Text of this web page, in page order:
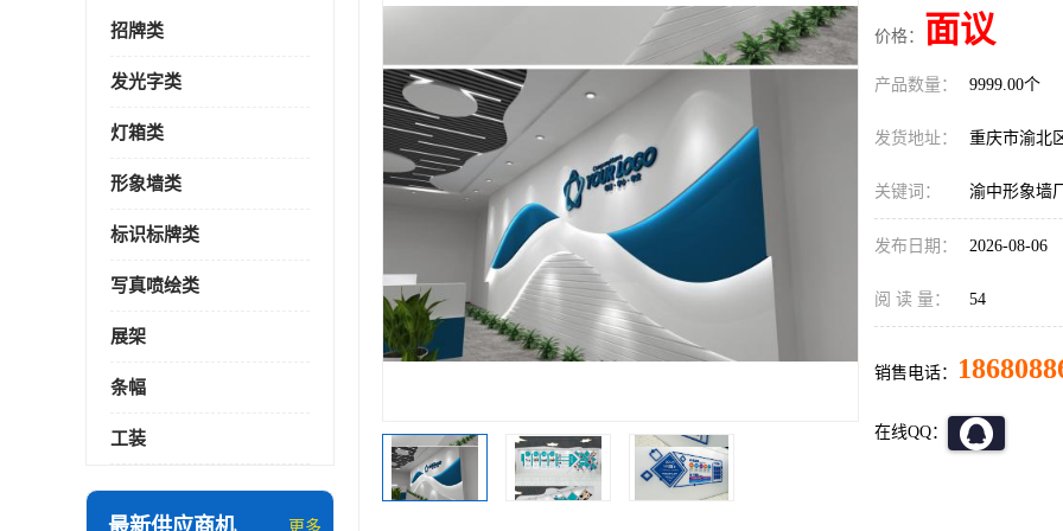
招牌类
发光字类
灯箱类
形象墙类
标识标牌类
写真喷绘类
展架
条幅
工装
最新供应商机 更多
价格： 面议
产品数量： 9999.00个
发货地址： 重庆市渝北
关键词： 渝中形象墙
发布日期： 2026-08-06
阅 读 量： 54
销售电话：
在线QQ：